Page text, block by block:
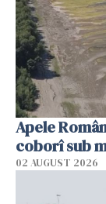
Apele
coborî sub
02 AUGUST 2026